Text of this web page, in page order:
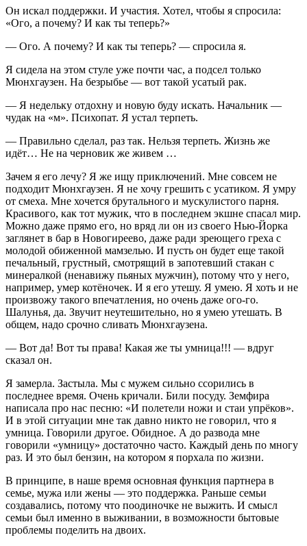
Он искал поддержки. И участия. Хотел, чтобы я спросила:
«Ого, а почему? И как ты теперь?»
— Ого. А почему? И как ты теперь? — спросила я.
Я сидела на этом стуле уже почти час, а подсел только
Мюнхгаузен. На безрыбье — вот такой усатый рак.
— Я недельку отдохну и новую буду искать. Начальник —
чудак на «м». Психопат. Я устал терпеть.
— Правильно сделал, раз так. Нельзя терпеть. Жизнь же
идёт… Не на черновик же живем …
Зачем я его лечу? Я же ищу приключений. Мне совсем не
подходит Мюнхгаузен. Я не хочу грешить с усатиком. Я умру
от смеха. Мне хочется брутального и мускулистого парня.
Красивого, как тот мужик, что в последнем экшне спасал мир.
Можно даже прямо его, но вряд ли он из своего Нью-Йорка
заглянет в бар в Новогиреево, даже ради зреющего греха с
молодой обиженной мамзелью. И пусть он будет еще такой
печальный, грустный, смотрящий в запотевший стакан с
минералкой (ненавижу пьяных мужчин), потому что у него,
например, умер котёночек. И я его утешу. Я умею. Я хоть и не
произвожу такого впечатления, но очень даже ого-го.
Шалунья, да. Звучит неутешительно, но я умею утешать. В
общем, надо срочно сливать Мюнхгаузена.
— Вот да! Вот ты права! Какая же ты умница!!! — вдруг
сказал он.
Я замерла. Застыла. Мы с мужем сильно ссорились в
последнее время. Очень кричали. Били посуду. Земфира
написала про нас песню: «И полетели ножи и стаи упрёков».
И в этой ситуации мне так давно никто не говорил, что я
умница. Говорили другое. Обидное. А до развода мне
говорили «умницу» достаточно часто. Каждый день по многу
раз. И это был бензин, на котором я порхала по жизни.
В принципе, в наше время основная функция партнера в
семье, мужа или жены — это поддержка. Раньше семьи
создавались, потому что поодиночке не выжить. И смысл
семьи был именно в выживании, в возможности бытовые
проблемы поделить на двоих.